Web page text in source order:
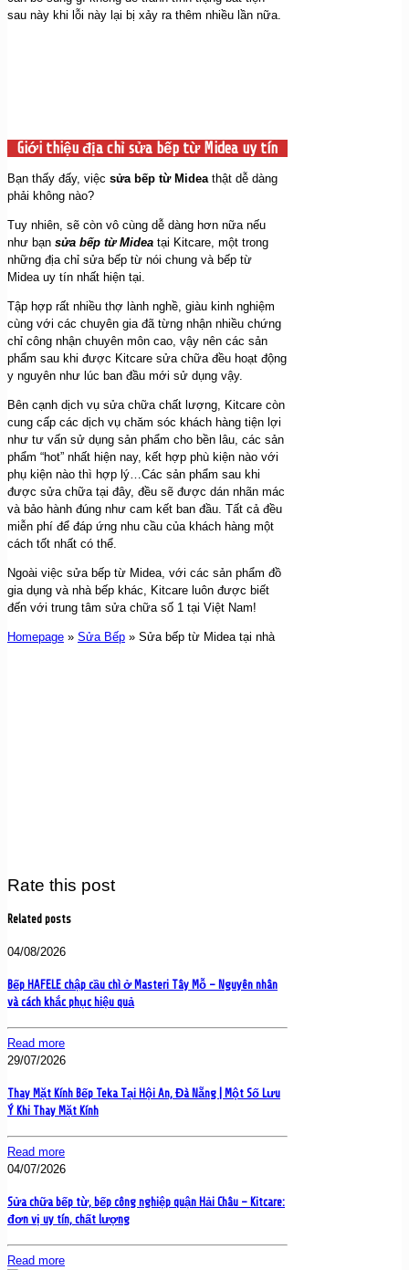
sau này khi lỗi này lại bị xảy ra thêm nhiều lần nữa.
Giới thiệu địa chỉ sửa bếp từ Midea uy tín
Bạn thấy đấy, việc sửa bếp từ Mideathật dễ dàng
phải không nào?
Tuy nhiên, sẽ còn vô cùng dễ dàng hơn nữa nếu
như bạn sửa bếp từ Midea tại Kitcare, một trong
những địa chỉ sửa bếp từ nói chung và bếp từ
Midea uy tín nhất hiện tại.
Tập hợp rất nhiều thợ lành nghề, giàu kinh nghiệm
cùng với các chuyên gia đã từng nhận nhiều chứng
chỉ công nhận chuyên môn cao, vậy nên các sản
phẩm sau khi được Kitcare sửa chữa đều hoạt động
y nguyên như lúc ban đầu mới sử dụng vậy.
Bên cạnh dịch vụ sửa chữa chất lượng, Kitcare còn
cung cấp các dịch vụ chăm sóc khách hàng tiện lợi
như tư vấn sử dụng sản phẩm cho bền lâu, các sản
phẩm “hot” nhất hiện nay, kết hợp phù kiện nào với
phụ kiện nào thì hợp lý…Các sản phẩm sau khi
được sửa chữa tại đây, đều sẽ được dán nhãn mác
và bảo hành đúng như cam kết ban đầu. Tất cả đều
miễn phí để đáp ứng nhu cầu của khách hàng một
cách tốt nhất có thể.
Ngoài việc sửa bếp từ Midea, với các sản phẩm đồ
gia dụng và nhà bếp khác, Kitcare luôn được biết
đến với trung tâm sửa chữa số 1 tại Việt Nam!
Homepage » Sửa Bếp » Sửa bếp từ Midea tại nhà
Rate this post
Related posts
04/08/2026
Bếp HAFELE chập cầu chì ở Masteri Tây Mỗ – Nguyên nhân
và cách khắc phục hiệu quả
Read more
29/07/2026
Thay Mặt Kính Bếp Teka Tại Hội An, Đà Nẵng | Một Số Lưu
Ý Khi Thay Mặt Kính
Read more
04/07/2026
Sửa chữa bếp từ, bếp công nghiệp quận Hải Châu – Kitcare:
đơn vị uy tín, chất lượng
Read more